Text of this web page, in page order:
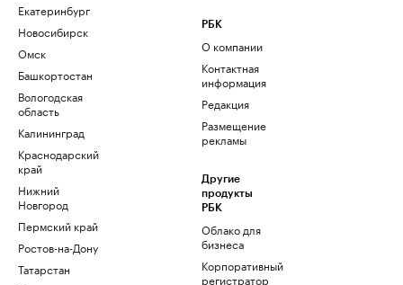
Екатеринбург
Новосибирск
Омск
Башкортостан
Вологодская
область
Калининград
Краснодарский
край
Нижний
Новгород
Пермский край
Ростов-на-Дону
Татарстан
РБК
О компании
Контактная
информация
Редакция
Размещение
рекламы
Другие
продукты
РБК
Облако для
бизнеса
Корпоративный
регистратор